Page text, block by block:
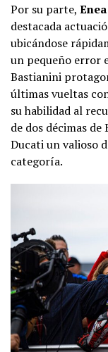
Por su parte,
destacada
ubicándose
un pequeño error
Bastianini
últimas vueltas
su habilidad al
de dos décimas de
Ducati un valioso
categoría.